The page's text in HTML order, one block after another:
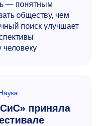
— понятным
обществу, чем
поиск улучшает
приняла